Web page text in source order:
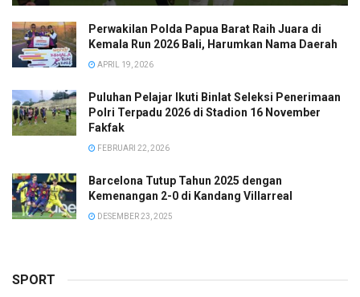
Perwakilan Polda Papua Barat Raih Juara di
Kemala Run 2026 Bali, Harumkan Nama Daerah
APRIL 19, 2026
Puluhan Pelajar Ikuti Binlat Seleksi Penerimaan
Polri Terpadu 2026 di Stadion 16 November
Fakfak
FEBRUARI 22, 2026
Barcelona Tutup Tahun 2025 dengan
Kemenangan 2-0 di Kandang Villarreal
DESEMBER 23, 2025
SPORT